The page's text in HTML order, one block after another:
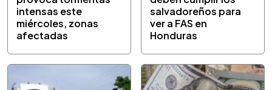
intensas este
miércoles, zonas
afectadas
salvadoreños para
ver a FAS en
Honduras